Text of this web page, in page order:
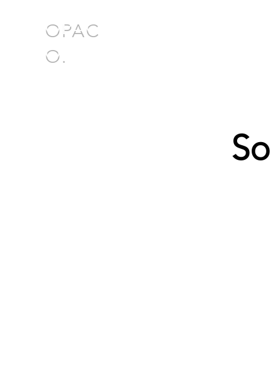
OPAC
O.